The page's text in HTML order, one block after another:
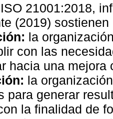
21001:2018,
(2019)
la
con las
hacia una
la
para generar
la finalidad de